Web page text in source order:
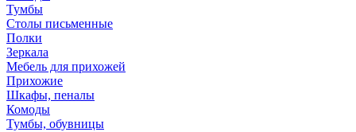
Тумбы
Столы письменные
Полки
Зеркала
Мебель для прихожей
Прихожие
Шкафы, пеналы
Комоды
Тумбы, обувницы